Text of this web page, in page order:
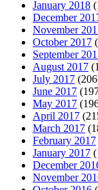
January 2018
December
November
October 2017
September
August 2017
July 2017
June 2017
May 2017
April 2017
March 2017
February 2017
January 2017
December
November